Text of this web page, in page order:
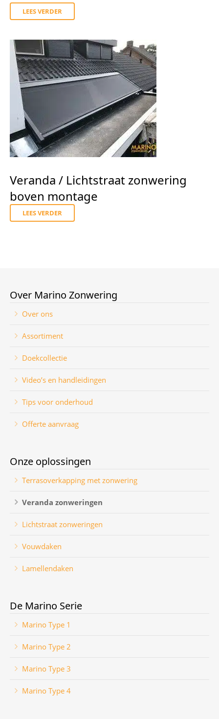
4.67uit 5
LEES VERDER
Veranda / Lichtstraat zonwering
boven montage
LEES VERDER
Over Marino Zonwering
Over ons
Assortiment
Doekcollectie
Video’s en handleidingen
Tips voor onderhoud
Offerte aanvraag
Onze oplossingen
Terrasoverkapping met zonwering
Veranda zonweringen
Lichtstraat zonweringen
Vouwdaken
Lamellendaken
De Marino Serie
Marino Type 1
Marino Type 2
Marino Type 3
Marino Type 4